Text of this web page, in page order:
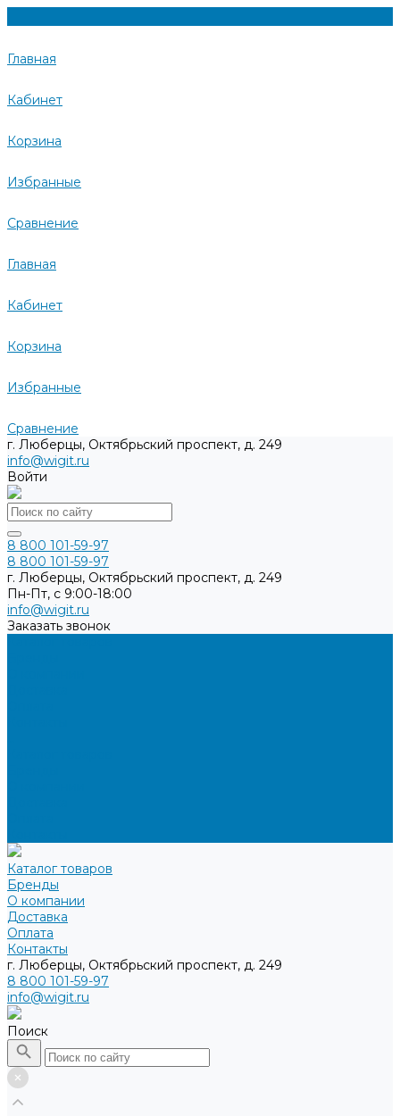
Главная
Кабинет
Корзина
Избранные
Сравнение
Главная
Кабинет
Корзина
Избранные
Сравнение
г. Люберцы, Октябрьский проспект, д. 249
info@wigit.ru
Войти
8 800 101-59-97
8 800 101-59-97
г. Люберцы, Октябрьский проспект, д. 249
Пн-Пт, с 9:00-18:00
info@wigit.ru
Заказать звонок
Каталог товаров
Бренды
О компании
Доставка
Оплата
Контакты
г. Люберцы, Октябрьский проспект, д. 249
8 800 101-59-97
info@wigit.ru
Поиск